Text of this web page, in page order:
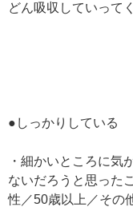
どん吸収していって
●しっかりしている
・細かいところに気
ないだろうと思った
性／50歳以上／その